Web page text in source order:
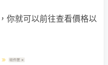
你就可以前往查看價格以